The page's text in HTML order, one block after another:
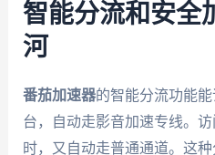
智能分流和安全
河
番茄加速器的智能分流功能
台，自动走影音加速专线。访
时，又自动走普通通道。这